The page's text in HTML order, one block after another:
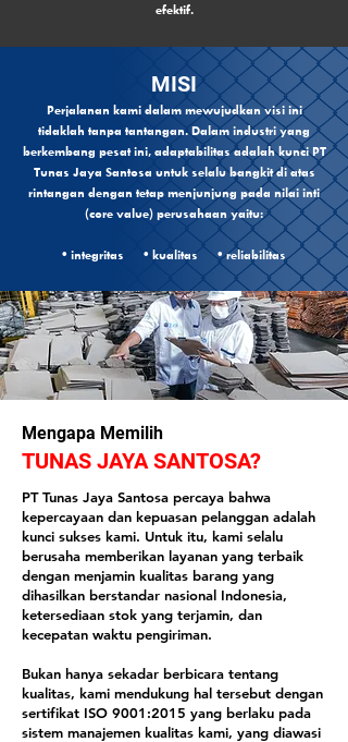
efektif.
MISI
Perjalanan kami dalam mewujudkan visi ini
tidaklah tanpa tantangan. Dalam industri yang
berkembang pesat ini, adaptabilitas adalah kunci PT
Tunas Jaya Santosa untuk selalu bangkit di atas
rintangan dengan tetap menjunjung pada nilai inti
(core value) perusahaan yaitu:
• integritas • kualitas • reliabilitas
Mengapa Memilih
TUNAS JAYA SANTOSA?
PT Tunas Jaya Santosa percaya bahwa
kepercayaan dan kepuasan pelanggan adalah
kunci sukses kami. Untuk itu, kami selalu
berusaha memberikan layanan yang terbaik
dengan menjamin kualitas barang yang
dihasilkan berstandar nasional Indonesia,
ketersediaan stok yang terjamin, dan
kecepatan waktu pengiriman.
Bukan hanya sekadar berbicara tentang
kualitas, kami mendukung hal tersebut dengan
sertifikat ISO 9001:2015 yang berlaku pada
sistem manajemen kualitas kami, yang diawasi